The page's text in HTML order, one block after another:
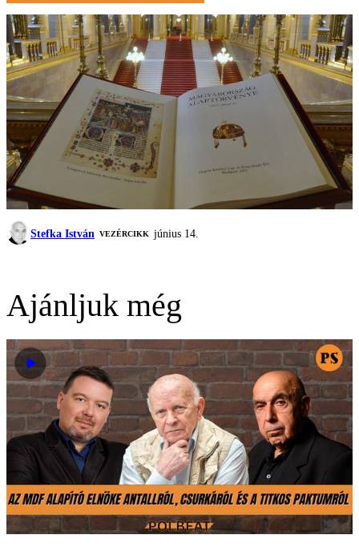
Stefka István VEZÉRCIKK június 14.
Ajánljuk még